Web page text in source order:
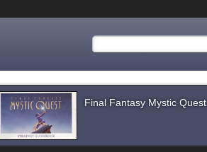
Final Fantasy Mystic Quest